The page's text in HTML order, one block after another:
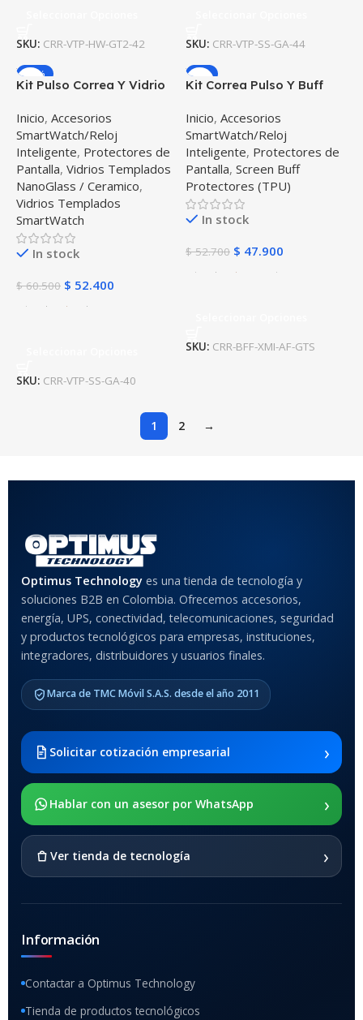
SKU: CRR-VTP-HW-GT2-42 SKU: CRR-VTP-SS-GA-44
-13%
Kit Pulso Correa Y Vidrio
Protector Para Reloj
Samsung Galaxy Active
40mm
Inicio, Accesorios
SmartWatch/Reloj
Inteligente, Protectores de
Pantalla, Vidrios Templados
NanoGlass / Ceramico,
Vidrios Templados
SmartWatch
In stock
$60.500 $ 52.400
SKU: CRR-VTP-SS-GA-40
-9%
Kit Correa Pulso Y Buff
Inteligente Xiaomi
Amazfit GTS
Inicio, Accesorios
SmartWatch/Reloj
Inteligente, Protectores de
Pantalla, Screen Buff
Protectores (TPU)
In stock
$52.700 $ 47.900
SKU: CRR-BFF-XMI-AF-GTS
1 2 →
Optimus Technology es una tienda de tecnología y
soluciones B2B en Colombia. Ofrecemos accesorios,
energía, UPS, conectividad, telecomunicaciones, seguridad
y productos tecnológicos para empresas, instituciones,
integradores, distribuidores y usuarios finales.
Marca de TMC Móvil S.A.S. desde el año 2011
Solicitar cotización empresarial ›
Hablar con un asesor por WhatsApp ›
Ver tienda de tecnología ›
Información
Contactar a Optimus Technology
Tienda de productos tecnológicos